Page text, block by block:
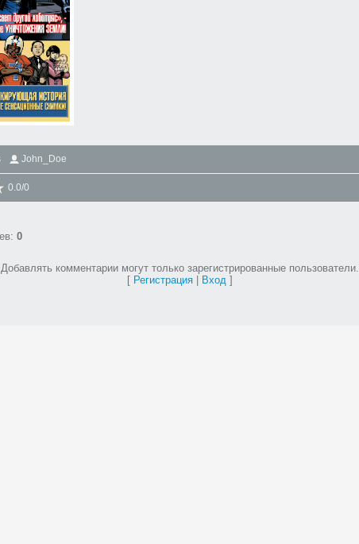
John_Doe
0.0/0
: 0
Добавлять комментарии могут только зарегистрированные пользователи.
[ Регистрация| Вход]